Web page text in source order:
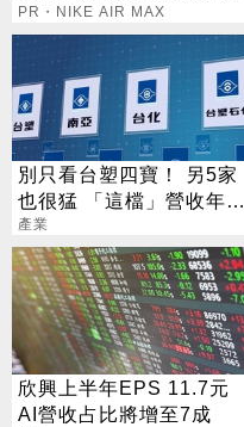
PR・NIKE AIR MAX
別只看台塑四寶！ 另5家
也很猛 「這檔」營收年增
衝7倍
產業
欣興上半年EPS 11.7元
AI營收占比將增至7成